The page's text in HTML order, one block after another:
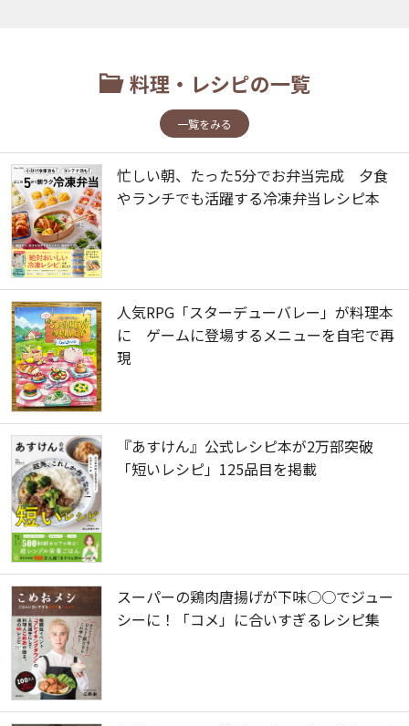
料理・レシピの一覧
一覧をみる
忙しい朝、たった5分でお弁当完成 夕食
やランチでも活躍する冷凍弁当レシピ本
人気RPG「スターデューバレー」が料理本
に ゲームに登場するメニューを自宅で再
現
『あすけん』公式レシピ本が2万部突破
「短いレシピ」125品目を掲載
スーパーの鶏肉唐揚げが下味○○でジュー
シーに！「コメ」に合いすぎるレシピ集